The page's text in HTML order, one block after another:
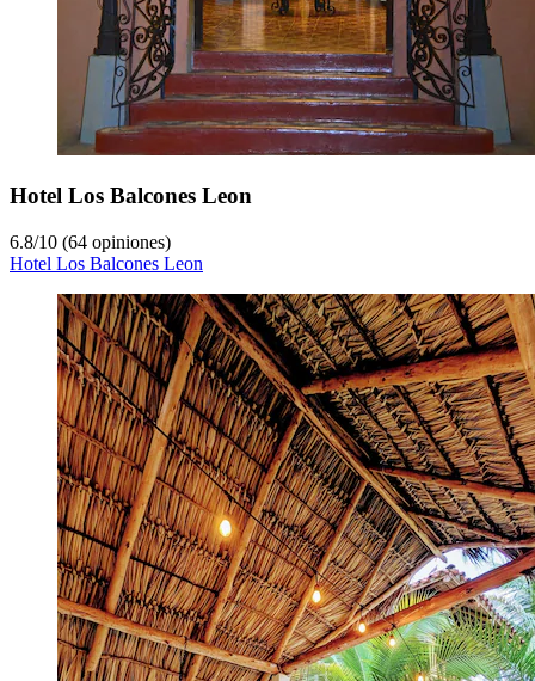
Hotel Los Balcones Leon
6.8/10 (64 opiniones)
Hotel Los Balcones Leon